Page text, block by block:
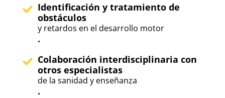
Identificación y tratamiento de
obstáculos
y retardos en el desarrollo motor
.
Colaboración interdisciplinaria con
otros especialistas
de la sanidad y enseñanza
.